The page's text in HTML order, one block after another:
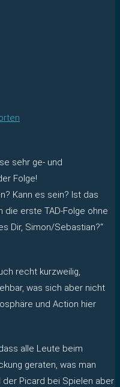
sehr ge- und
Folge!
Kann es sein? Ist das
die erste TAD-Folge ohne
Dir, Simon/Sebastian?“
recht kurzweilig,
was sich aber nicht
und Action hier
alle Leute beim
geraten, was man
Picard bei Spielen aber